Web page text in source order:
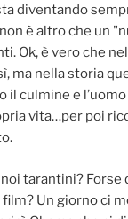
diventando
è altro che un
Ok, è vero che
ma nella storia
il culmine e
vita…per poi
tarantini? Forse
Un giorno ci